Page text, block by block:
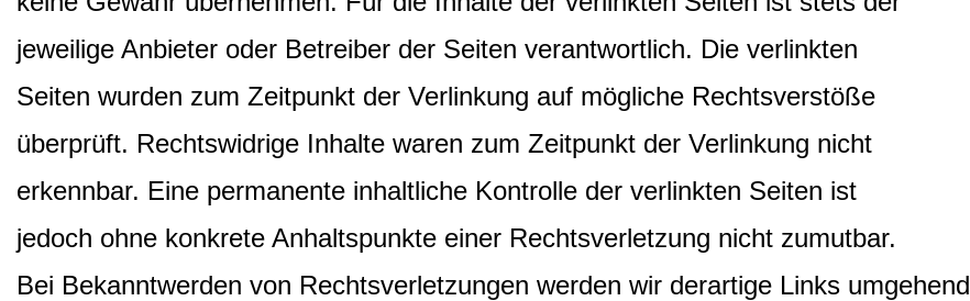
jeweilige Anbieter oder Betreiber der Seiten verantwortlich. Die verlinkten
Seiten wurden zum Zeitpunkt der Verlinkung auf mögliche Rechtsverstöße
überprüft. Rechtswidrige Inhalte waren zum Zeitpunkt der Verlinkung nicht
erkennbar. Eine permanente inhaltliche Kontrolle der verlinkten Seiten ist
jedoch ohne konkrete Anhaltspunkte einer Rechtsverletzung nicht zumutbar.
Bei Bekanntwerden von Rechtsverletzungen werden wir derartige Links umgehend